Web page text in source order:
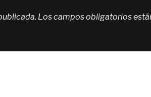
Los campos obligatorios